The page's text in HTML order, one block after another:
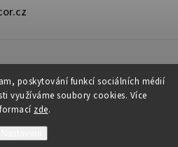
poskytování funkcí sociálních médií
využíváme soubory cookies. Více
zde.